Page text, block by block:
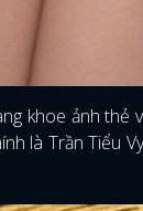
khoe ảnh
là Trần Tiểu